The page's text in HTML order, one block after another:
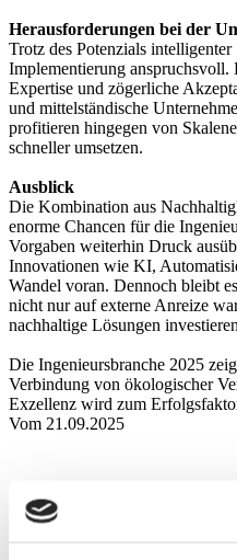
Herausforderungen bei der
Trotz des Potenzials
Implementierung
Expertise und zögerliche
und mittelständische
profitieren hingegen von
schneller umsetzen.
Ausblick
Die Kombination aus
enorme Chancen für die
Vorgaben weiterhin Druck
Innovationen wie KI,
Wandel voran. Dennoch bleibt
nicht nur auf externe Anreize
nachhaltige Lösungen
Die Ingenieursbranche 2025
Verbindung von ökologischer
Exzellenz wird zum
Vom 21.09.2025